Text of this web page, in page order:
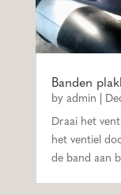
Banden
by admin
Draai het
het ventiel
de band aan